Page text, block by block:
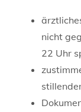
nicht
22 Uhr